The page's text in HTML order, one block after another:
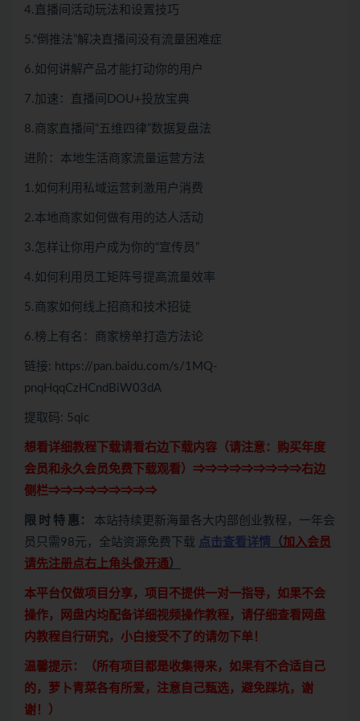
4.直播间活动玩法和设置技巧
5.“倒推法”解决直播间没有流量困难症
6.如何讲解产品才能打动你的用户
7.加速：直播间DOU+投放宝典
8.商家直播间“五维四律”数据复盘法
进阶：本地生活商家流量运营方法
1.如何利用私域运营刺激用户消费
2.本地商家如何做有用的达人活动
3.怎样让你用户成为你的“宣传员”
4.如何利用员工矩阵号提高流量效率
5.商家如何线上招商和技术招徒
6.榜上有名：商家榜单打造方法论
链接: https://pan.baidu.com/s/1MQ-
pnqHqqCzHCndBiW03dA
提取码: 5qic
想看详细教程下载请看右边下载内容（请注意： 购买年度
会员和永久会员免费下载观看）⇒⇒⇒⇒⇒⇒⇒⇒⇒右边
侧栏⇒⇒⇒⇒⇒⇒⇒⇒⇒
限 时 特 惠： 本站持续更新海量各大内部创业教程，一年会
员只需98元，全站资源免费下载 点击查看详情 （加入会员
请先注册点右上角头像开通）
本平台仅做项目分享，项目不提供一对一指导，如果不会
操作，网盘内均配备详细视频操作教程，请仔细查看网盘
内教程自行研究，小白接受不了的请勿下单！
温馨提示：（所有项目都是收集得来，如果有不合适自己
的，萝卜青菜各有所爱，注意自己甄选，避免踩坑，谢
谢！）